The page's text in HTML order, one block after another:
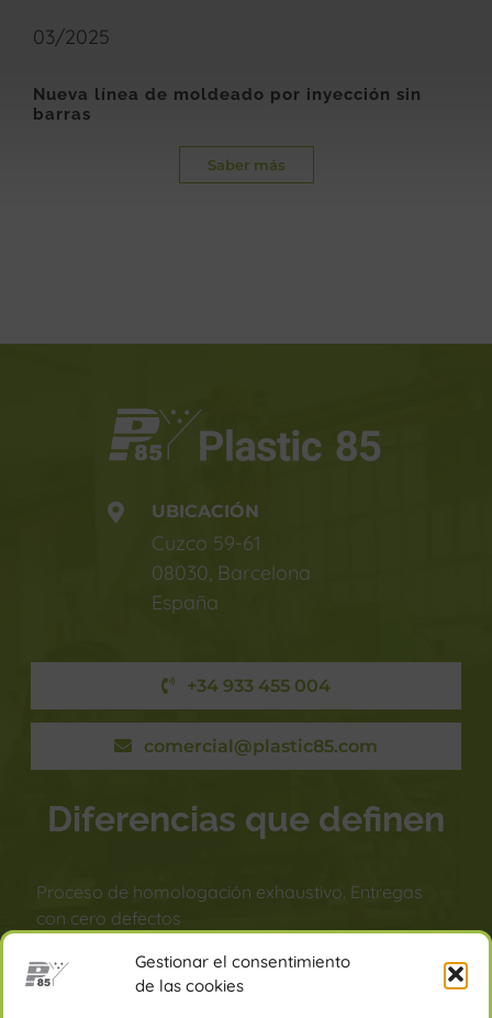
Gestionar el consentimiento
de las cookies
03/2025
Nueva línea de moldeado por inyección sin
barras
Saber más
UBICACIÓN
Cuzco 59-61
08030, Barcelona
España
+34 933 455 004
comercial@plastic85.com
Diferencias que definen
Proceso de homologación exhaustivo. Entregas
con cero defectos
Protocolo de control de moldes y mejora continua
de piezas